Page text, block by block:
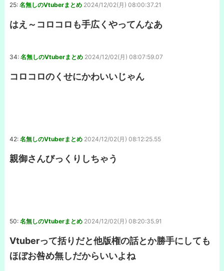
25: 名無しのVtuberまとめ 2024/12/02(月) 08:00:37.21
はえ～コロコロも手広くやってんなあ
34: 名無しのVtuberまとめ 2024/12/02(月) 08:07:59.07
コロコロのくせにかわいいじゃん
42: 名無しのVtuberまとめ 2024/12/02(月) 08:12:25.55
親御さんびっくりしちゃう
50: 名無しのVtuberまとめ 2024/12/02(月) 08:20:35.91
Vtuberって括りだと他版権の話とか勝手にしても
ほぼお咎め無しだからいいよね